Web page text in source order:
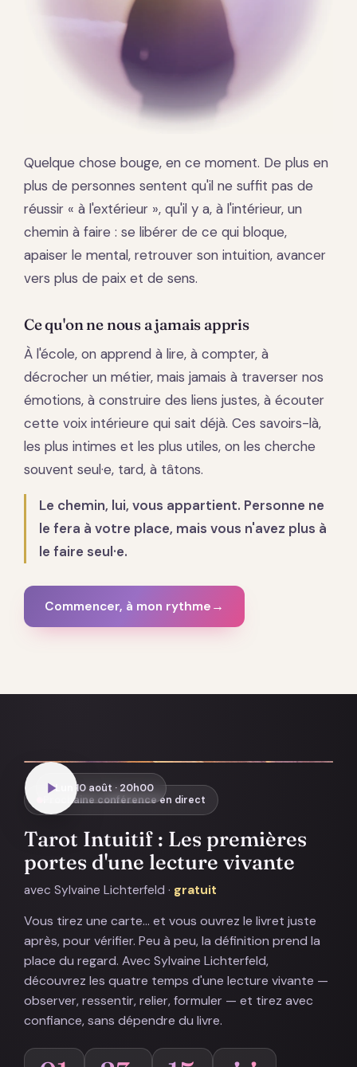
Quelque chose bouge, en ce moment. De plus en
plus de personnes sentent qu'il ne suffit pas de
réussir « à l'extérieur », qu'il y a, à l'intérieur, un
chemin à faire : se libérer de ce qui bloque,
apaiser le mental, retrouver son intuition, avancer
vers plus de paix et de sens.
Ce qu'on ne nous a jamais appris
À l'école, on apprend à lire, à compter, à
décrocher un métier, mais jamais à traverser nos
émotions, à construire des liens justes, à écouter
cette voix intérieure qui sait déjà. Ces savoirs-là,
les plus intimes et les plus utiles, on les cherche
souvent seul·e, tard, à tâtons.
Le chemin, lui, vous appartient. Personne ne
le fera à votre place, mais vous n'avez plus à
le faire seul·e.
Commencer, à mon rythme →
Prochaine conférence en direct
Tarot Intuitif : Les premières
portes d'une lecture vivante
avec Sylvaine Lichterfeld · gratuit
Vous tirez une carte… et vous ouvrez le livret juste
après, pour vérifier. Peu à peu, la définition prend la
place du regard. Avec Sylvaine Lichterfeld,
découvrez les quatre temps d'une lecture vivante —
observer, ressentir, relier, formuler — et tirez avec
confiance, sans dépendre du livre.
Lun 10 août · 20h00